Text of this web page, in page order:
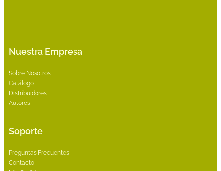
Nuestra Empresa
Sobre Nosotros
Catálogo
Distribuidores
Autores
Soporte
Preguntas Frecuentes
Contacto